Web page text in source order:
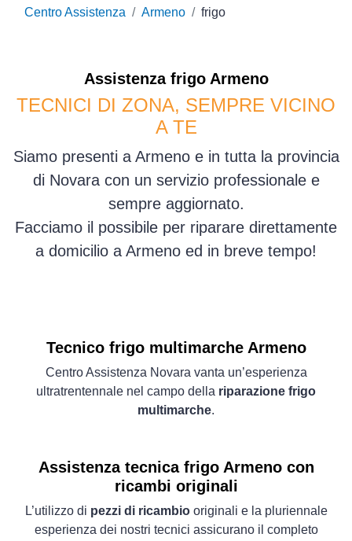
Centro Assistenza Armeno frigo
Assistenza frigoArmeno
TECNICI DI ZONA, SEMPRE VICINO
A TE
Siamo presenti a Armeno e in tutta la provincia
di Novara con un servizio professionale e
sempre aggiornato.
Facciamo il possibile per riparare direttamente
a domicilio a Armeno ed in breve tempo!
Tecnico frigo multimarche Armeno
Centro Assistenza Novara vanta un’esperienza
ultratrentennale nel campo della riparazione frigo
multimarche.
Assistenza tecnica frigo Armeno con
ricambi originali
L’utilizzo di pezzi di ricambio originali e la pluriennale
esperienza dei nostri tecnici assicurano il completo